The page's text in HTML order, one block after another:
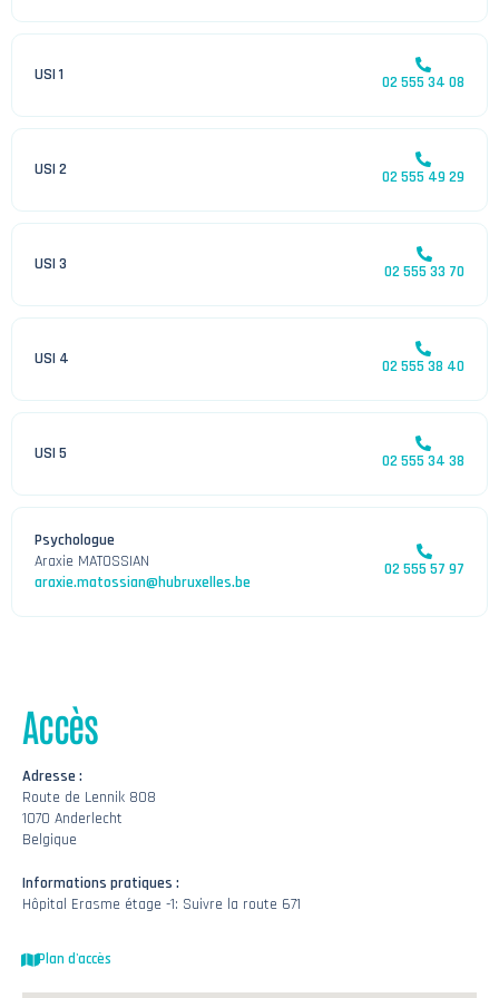
USI 1 02 555 34 08
USI 2 02 555 49 29
USI 3 02 555 33 70
USI 4 02 555 38 40
USI 5 02 555 34 38
Psychologue
Araxie MATOSSIAN
araxie.matossian@hubruxelles.be
02 555 57 97
Accès
Adresse :
Route de Lennik 808
1070 Anderlecht
Belgique
Informations pratiques :
Hôpital Erasme étage -1: Suivre la route 671
Plan d'accès